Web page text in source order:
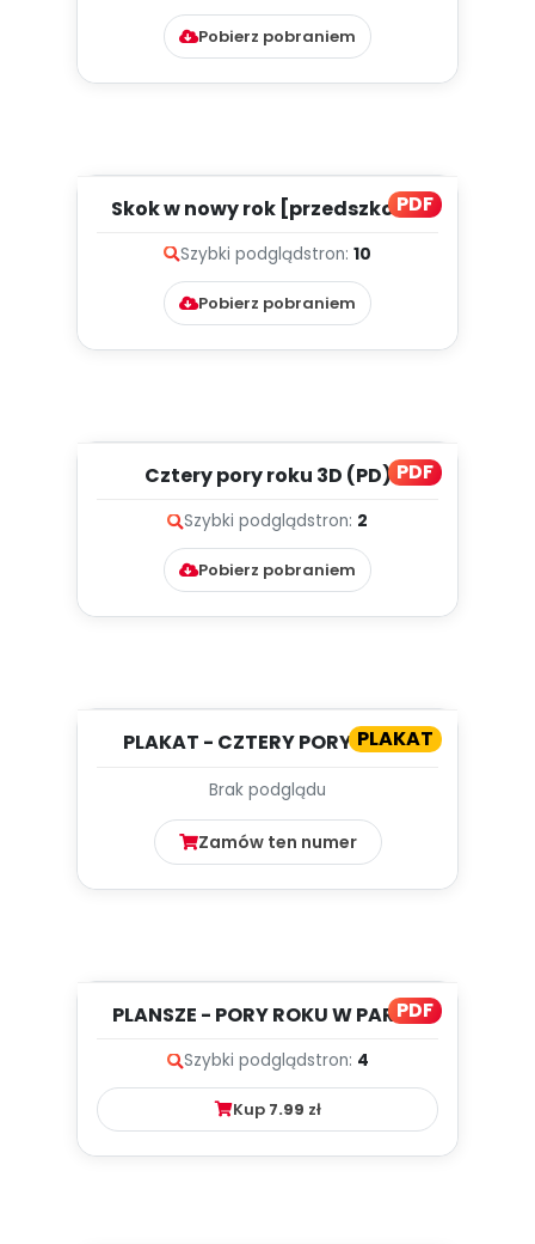
Pobierz pobraniem
PDF
Skok w nowy rok [przedszkolne
Szybki podglądstron: 10
Pobierz pobraniem
PDF
Cztery pory roku 3D (PD)
Szybki podglądstron: 2
Pobierz pobraniem
PLAKAT
PLAKAT - CZTERY PORY ROKU
Brak podglądu
Zamów ten numer
PDF
PLANSZE - PORY ROKU W PARKU
Szybki podglądstron: 4
Kup 7.99 zł